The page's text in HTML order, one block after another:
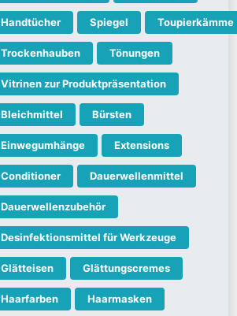
Handtücher Spiegel Toupierkämme
Trockenhauben Tönungen
Vitrinen zur Produktpräsentation
Bleichmittel Bürsten
Einwegumhänge Extensions
Conditioner Dauerwellenmittel
Dauerwellenzubehör
Desinfektionsmittel für Werkzeuge
Glätteisen Glättungscremes
Haarfarben Haarmasken